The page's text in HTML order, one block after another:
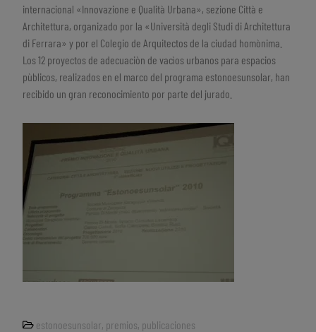
internacional «Innovazione e Qualità Urbana», sezione Città e
Architettura, organizado por la «Università degli Studi di Architettura
di Ferrara» y por el Colegio de Arquitectos de la ciudad homònima.
Los 12 proyectos de adecuaciòn de vacìos urbanos para espacios
pùblicos, realizados en el marco del programa estonoesunsolar, han
recibido un gran reconocimiento por parte del jurado.
estonoesunsolar, premios, publicaciones